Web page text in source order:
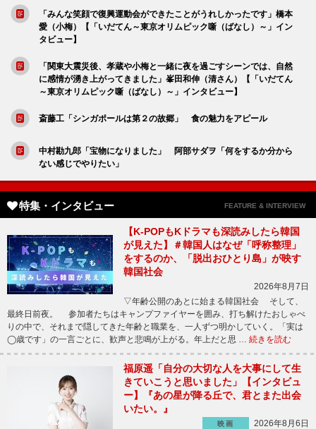
「みんな笑顔で復興運動会ができたことがうれしかったです」橋本
愛（小梅）【「いだてん～東京オリムピック噺（ばなし）～」イン
タビュー】
「関東大震災後、孝蔵や小梅と一緒に夜を過ごすシーンでは、自然
に感情が湧き上がってきました」峯田和伸（清さん）【「いだてん
～東京オリムピック噺（ばなし）～」インタビュー】
斎藤工「シンガポールは第２の故郷」 食の魅力をアピール
中村勘九郎「宝物になりました」 阿部サダヲ「何をするか分から
ない感じでやりたい」
特集・インタビュー FEATURE & INTERVIEW
【K-POPもKドラマも深読みしたら韓国
が見えた】＃韓国人はなぜ「呼称整理」
をするのか、「脱出おひとり島」が映す
韓国社会
2026年8月7日
▽年齢公開のあとに始まる韓国社会 そして、
最終日前夜。 参加者たちはキャンプファイヤーを囲み、打ち解けたおしゃべ
りの中で、それまで隠してきた年齢と職業を、一人ずつ明かしていく。「実は
◯歳です」の一言ごとに、歓声と悲鳴が上がる。年上だと思 … 続きを読む
福原遥「自分の大切な人を大事にして生
きていこうと思いました」【インタビュ
ー】『あの星が降る丘で、君とまた出会
いたい。』
映画
2026年8月6日